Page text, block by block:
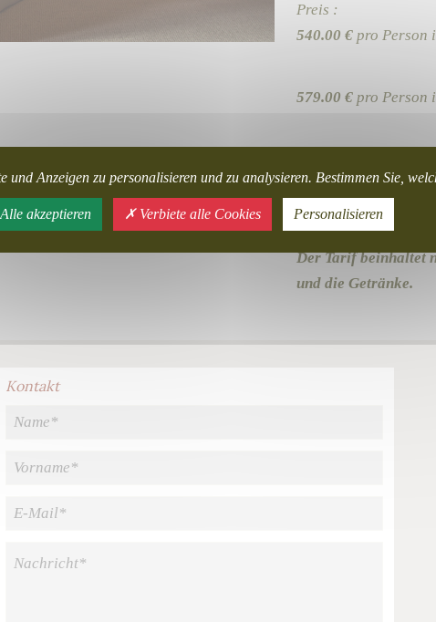
Preis :
540.00 € pro
579.00 € pro Person
777.00 €für eine
Der Tarif beinhaltet
und die Getränke.
Kontakt
und Anzeigen zu personalisieren und zu analysieren. Bestimmen Sie,
akzeptieren Verbiete alle Cookies Personalisieren